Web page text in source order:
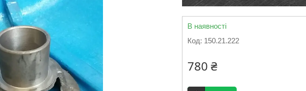
В наявності
Код: 150.21.222
780 ₴